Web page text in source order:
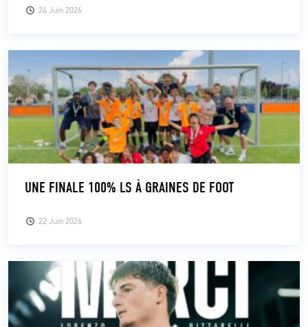
24 Juin 2026
22 Juin 2026
UNE FINALE 100% LS À GRAINES DE FOOT